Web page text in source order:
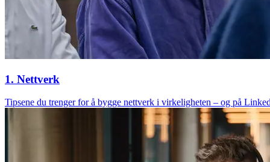
1. Nettverk
Tipsene du trenger for å bygge nettverk i virkeligheten – og på